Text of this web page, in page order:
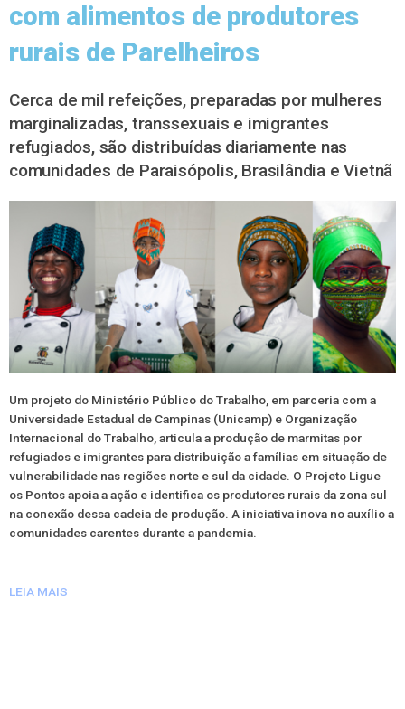
com alimentos de produtores
rurais de Parelheiros
Cerca de mil refeições, preparadas por mulheres
marginalizadas, transsexuais e imigrantes
refugiados, são distribuídas diariamente nas
comunidades de Paraisópolis, Brasilândia e Vietnã
Um projeto do Ministério Público do Trabalho, em parceria com a
Universidade Estadual de Campinas (Unicamp) e Organização
Internacional do Trabalho, articula a produção de marmitas por
refugiados e imigrantes para distribuição a famílias em situação de
vulnerabilidade nas regiões norte e sul da cidade. O Projeto Ligue
os Pontos apoia a ação e identifica os produtores rurais da zona sul
na conexão dessa cadeia de produção. A iniciativa inova no auxílio a
comunidades carentes durante a pandemia.
LEIA MAIS